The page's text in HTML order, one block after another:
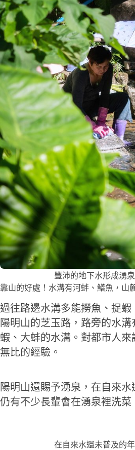
豐沛的地下水形成湧
靠山的好處！水溝有河蚌、鱔魚，山
過往路邊水溝多能撈魚、捉
陽明山的芝玉路，路旁的水
蝦、大蚌的水溝。對都市人
無比的經驗。
陽明山還賜予湧泉，在自來
仍有不少長輩會在湧泉裡洗菜
在自來水還未普及的